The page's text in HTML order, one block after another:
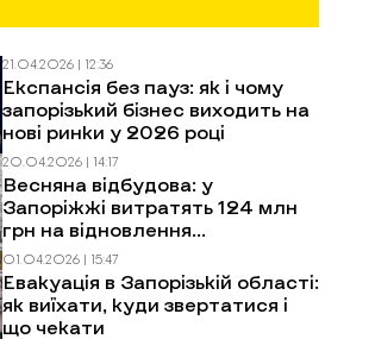
21.04.2026 | 12:36
Експансія без пауз: як і чому
запорізький бізнес виходить на
нові ринки у 2026 році
20.04.2026 | 14:17
Весняна відбудова: у
Запоріжжі витратять 124 млн
грн на відновлення
багатоповерхівок після
обстрілів
01.04.2026 | 15:47
Евакуація в Запорізькій області:
як виїхати, куди звертатися і
що чекати